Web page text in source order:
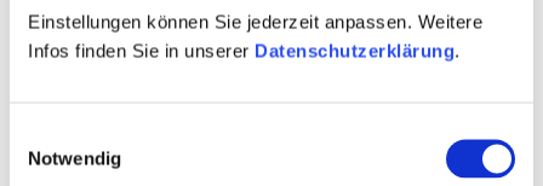
Einstellungen können Sie jederzeit anpassen. Weitere
Infos finden Sie in unserer Datenschutzerklärung.
Notwendig
Startseite sports & nature hiking hiwwel tours
the Hiwweltours